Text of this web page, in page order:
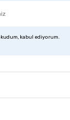
kabul ediyorum.